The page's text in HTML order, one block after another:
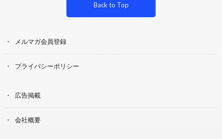
Back to Top
メルマガ会員登録
プライバシーポリシー
広告掲載
会社概要